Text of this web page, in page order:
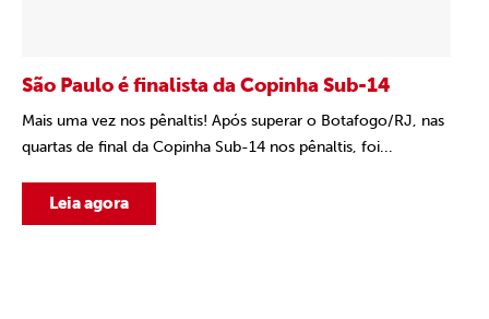
São Paulo é finalista da Copinha Sub-14
Mais uma vez nos pênaltis! Após superar o Botafogo/RJ, nas
quartas de final da Copinha Sub-14 nos pênaltis, foi...
Leia agora